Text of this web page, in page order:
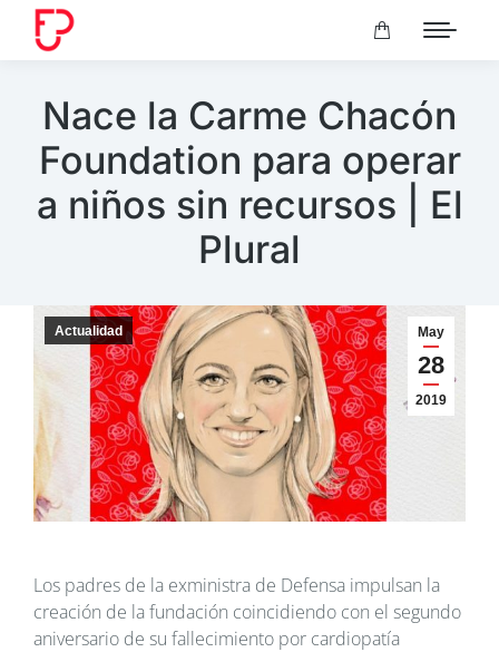
Nace la Carme Chacón
Foundation para operar
a niños sin recursos | El
Plural
May
28
2019
Actualidad
Los padres de la exministra de Defensa impulsan la
creación de la fundación coincidiendo con el segundo
aniversario de su fallecimiento por cardiopatía